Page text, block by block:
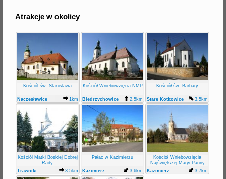
Atrakcje w okolicy
Kościół św. Stanisława
Naczęsławice 1km
Kościół Wniebowzięcia NMP
Biedrzychowice 2.5km
Kościół św. Barbary
Stare Kotkowice 3.5km
Kościół Matki Boskiej Dobrej
Rady
Trawniki
3.5km
Pałac w Kazimierzu
Kazimierz 3.6km
Kościół Wniebowzięcia
Najświętszej Maryi Panny
Kazimierz
3.7km